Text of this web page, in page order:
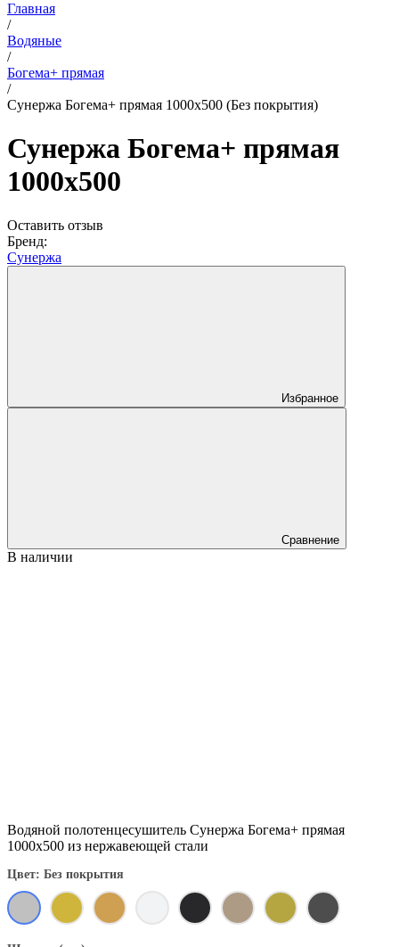
Главная
/
Водяные
/
Богема+ прямая
/
Сунержа Богема+ прямая 1000х500 (Без покрытия)
Сунержа Богема+ прямая
1000x500
Оставить отзыв
Бренд:
Сунержа
Избранное
Сравнение
В наличии
Водяной полотенцесушитель Сунержа Богема+ прямая
1000x500 из нержавеющей стали
Цвет: Без покрытия